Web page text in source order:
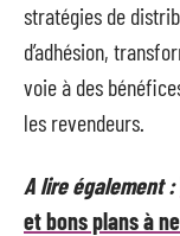
stratégies de
d’adhésion,
voie à des
les revendeurs.
A lire également :
et bons plans à